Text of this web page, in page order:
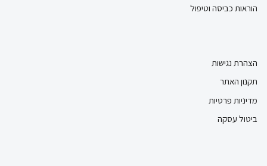
הוראות כביסה וטיפול
הצהרת נגישות
תקנון האתר
מדיניות פרטיות
ביטול עסקה